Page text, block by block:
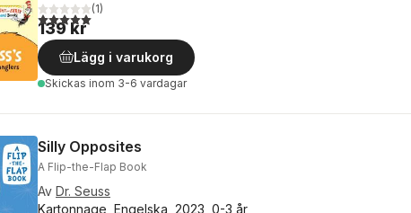
5,0utav 5 stjärnor. Totalt antal röster:
(1)
139 kr
Lägg i varukorg
Skickas inom 3-6 vardagar
Silly Opposites
A Flip-the-Flap Book
Av Dr. Seuss
Kartonnage, Engelska, 2023, 0-3 år